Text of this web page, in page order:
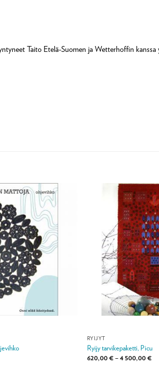
Taito Etelä-Suomen ja Wetterhoffin kanssa
RYIJYT
Ryijy tarvikepaketti, Picu
620,00€–4 500,00€